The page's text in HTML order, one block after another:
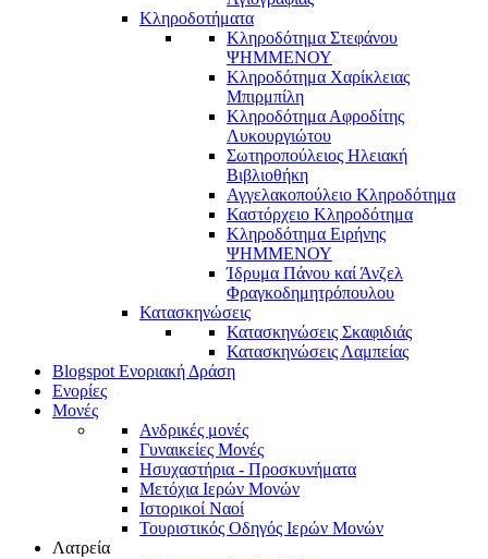
Κληροδοτήματα
Κληροδότημα Στεφάνου
ΨΗΜΜΕΝΟΥ
Κληροδότημα Χαρίκλειας
Μπιρμπίλη
Κληροδότημα Αφροδίτης
Λυκουργιώτου
Σωτηροπούλειος Ηλειακή
Βιβλιοθήκη
Αγγελακοπούλειο Κληροδότημα
Καστόρχειο Κληροδότημα
Κληροδότημα Ειρήνης
ΨΗΜΜΕΝΟΥ
Ίδρυμα Πάνου καί Άνζελ
Φραγκοδημητρόπουλου
Κατασκηνώσεις
Κατασκηνώσεις Σκαφιδιάς
Κατασκηνώσεις Λαμπείας
Blogspot Ενοριακή Δράση
Ενορίες
Μονές
Ανδρικές μονές
Γυναικείες Μονές
Ησυχαστήρια - Προσκυνήματα
Μετόχια Ιερών Μονών
Ιστορικοί Ναοί
Τουριστικός Οδηγός Ιερών Μονών
Λατρεία